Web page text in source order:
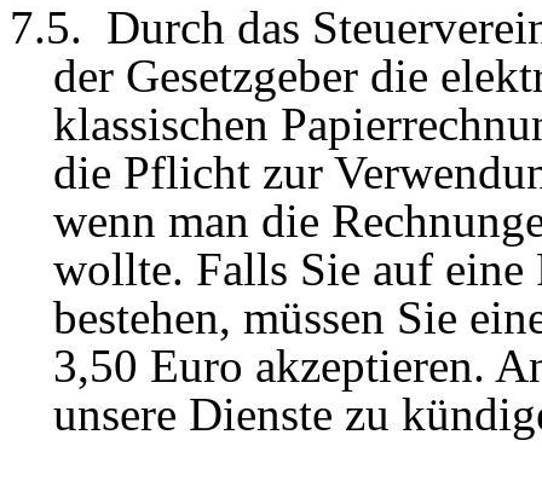
7.5. Durch das
der Gesetzgeber die
klassischen
die Pflicht zur
wenn man die
wollte. Falls Sie auf eine
bestehen, müssen Sie
3,50 Euro akzeptieren.
unsere Dienste zu